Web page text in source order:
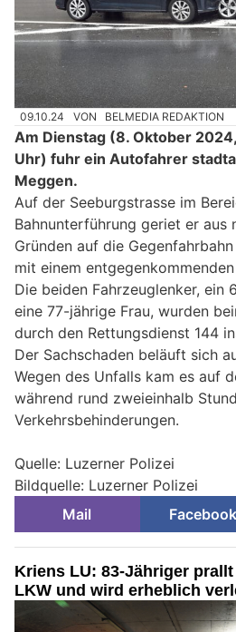
09.10.24 VON BELMEDIA REDAKTION
Am Dienstag (8. Oktober
Uhr) fuhr ein Autofahrer
Meggen.
Auf der Seeburgstrasse im
Bahnunterführung geriet er aus
Gründen auf die
mit einem
Die beiden Fahrzeuglenker, ein
eine 77-jährige Frau, wurden
durch den Rettungsdienst 144
Der Sachschaden beläuft sich
Wegen des Unfalls kam es auf
während rund zweieinhalb
Verkehrsbehinderungen.
Quelle: Luzerner Polizei
Bildquelle: Luzerner Polizei
Mail
Facebook
Kriens LU: 83-Jähriger
LKW und wird erheblich